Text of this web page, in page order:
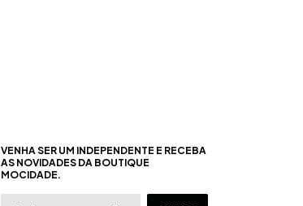
VENHA SER UM INDEPENDENTE E RECEBA
AS NOVIDADES DA BOUTIQUE
MOCIDADE.